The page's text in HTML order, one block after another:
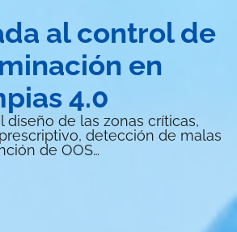
al control de
en
4.0
diseño de las zonas críticas,
detección de malas
de OOS…